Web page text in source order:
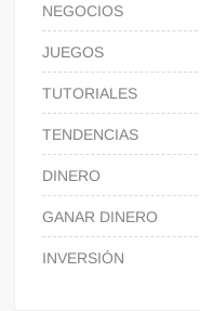
NEGOCIOS
JUEGOS
TUTORIALES
TENDENCIAS
DINERO
GANAR DINERO
INVERSIÓN